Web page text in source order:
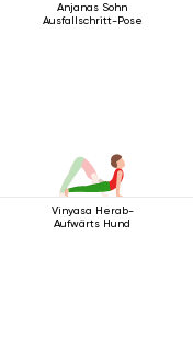
Anjanas Sohn
Ausfallschritt-Pose
Vinyasa Herab-
Aufwärts Hund